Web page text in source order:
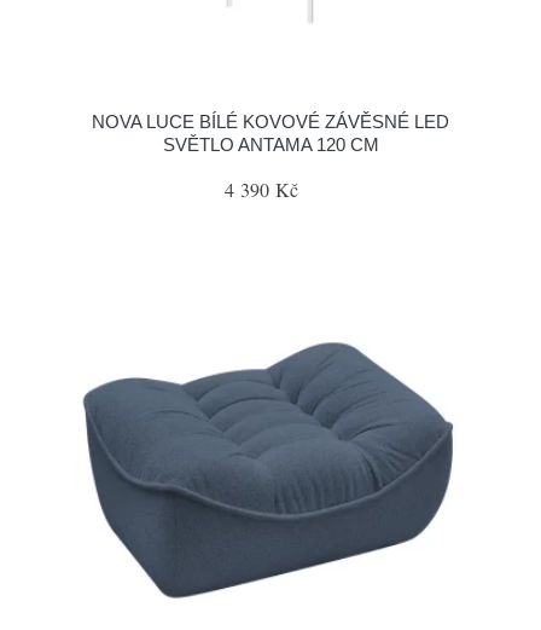
NOVA LUCE BÍLÉ KOVOVÉ ZÁVĚSNÉ LED
SVĚTLO ANTAMA 120 CM
4 390 Kč